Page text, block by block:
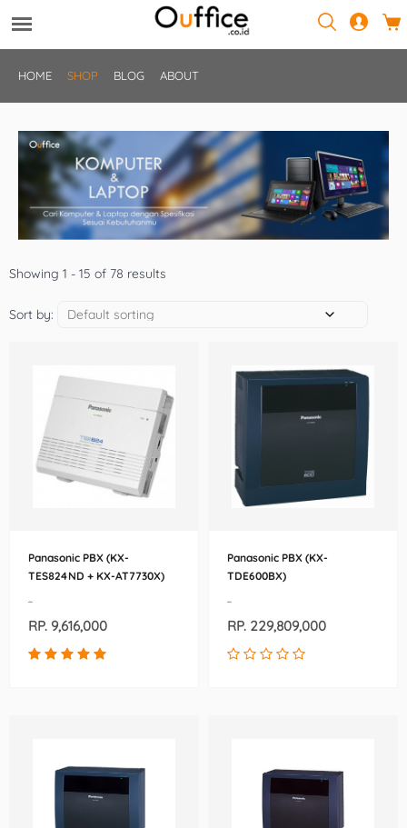
HOME SHOP BLOG ABOUT
Showing 1 - 15 of 78 results
Sort by:
Panasonic PBX (KX-
TES824ND + KX-AT7730X)
-
RP. 9,616,000
Panasonic PBX (KX-
TDE600BX)
-
RP. 229,809,000